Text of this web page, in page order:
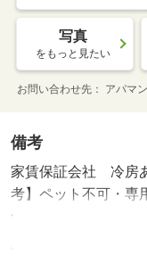
写真
をもっと見たい
お問い合わせ先 アパマ
備考
家賃保証会社 冷房
考】ペット不可・専
ームシェア不可/カ